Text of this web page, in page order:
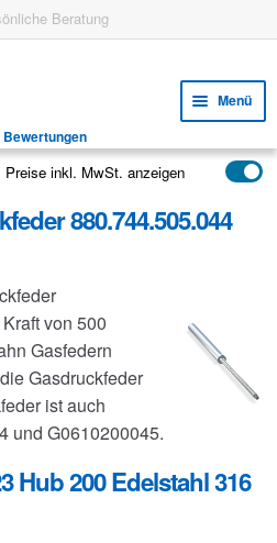
Beratung
Menü
Preise inkl. MwSt. anzeigen
880.744.505.044
von 500
Gasfedern
Gasdruckfeder
ist auch
und G0610200045.
Hub 200 Edelstahl 316